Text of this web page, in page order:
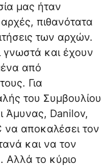
μας ήταν
πιθανότατα
των αρχών.
γνωστά και έχουν
από
Για
του Συμβουλίου
Άμυνας, Danilov,
να αποκαλέσει τον
και να τον
Αλλά το κύριο